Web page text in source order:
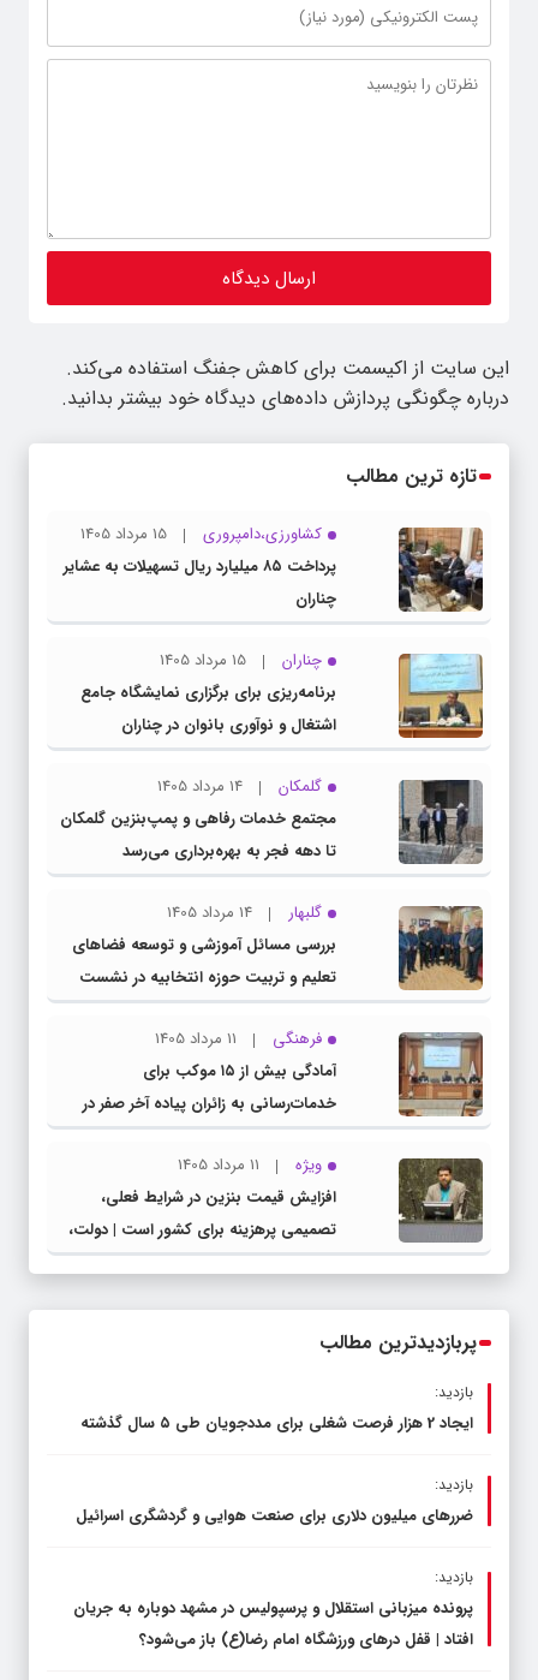
این سایت از اکیسمت برای کاهش جفنگ استفاده می‌کند.
درباره چگونگی پردازش داده‌های دیدگاه خود بیشتر بدانید.
تازه ترین مطالب
کشاورزی،دامپروری
15 مرداد 1405
پرداخت ۸۵ میلیارد ریال تسهیلات به عشایر
چناران
چناران
15 مرداد 1405
برنامه‌ریزی برای برگزاری نمایشگاه جامع
اشتغال و نوآوری بانوان در چناران
گلمکان
14 مرداد 1405
مجتمع خدمات رفاهی و پمپ‌بنزین گلمکان
تا دهه فجر به بهره‌برداری می‌رسد
گلبهار
14 مرداد 1405
بررسی مسائل آموزشی و توسعه فضاهای
تعلیم و تربیت حوزه انتخابیه در نشست
مشترک عضو کمیسیون آموزش مجلس با
مدیرکل آموزش و پرورش خراسان رضوی
فرهنگی
11 مرداد 1405
آمادگی بیش از ۱۵ موکب برای
خدمات‌رسانی به زائران پیاده آخر صفر در
شهرستان چناران
ویژه
11 مرداد 1405
افزایش قیمت بنزین در شرایط فعلی،
تصمیمی پرهزینه برای کشور است | دولت،
قاچاق سوخت و عوامل اصلی ناترازی را
پربازدیدترین مطالب
بازدید:
ایجاد 2 هزار فرصت شغلی برای مددجویان طی ۵ سال گذشته
بازدید:
ضررهای میلیون دلاری برای صنعت هوایی و گردشگری اسرائیل
بازدید:
پرونده میزبانی استقلال و پرسپولیس در مشهد دوباره به جریان
افتاد | قفل در‌های ورزشگاه امام رضا(ع) باز می‌شود؟